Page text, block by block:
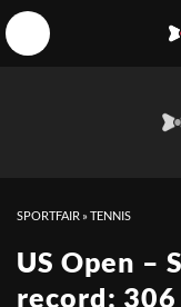
SPORTFAIR »TENNIS
US Open –
record: